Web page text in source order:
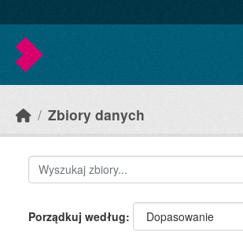
Zbiory danych
Porządkuj według